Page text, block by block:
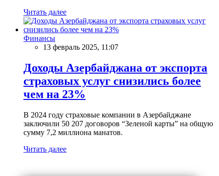
Читать далее
Финансы
13 февраль 2025, 11:07
Доходы Азербайджана от экспорта
страховых услуг снизились более
чем на 23%
В 2024 году страховые компании в Азербайджане
заключили 50 207 договоров “Зеленой карты” на общую
сумму 7,2 миллиона манатов.
Читать далее